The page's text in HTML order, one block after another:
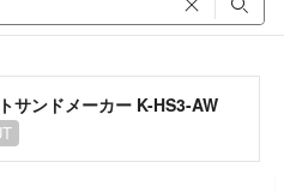
サンドメーカー K-HS3-AW